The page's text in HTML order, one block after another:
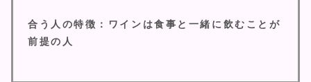
合う人の特徴：ワインは食事と一緒に飲むことが
前提の人